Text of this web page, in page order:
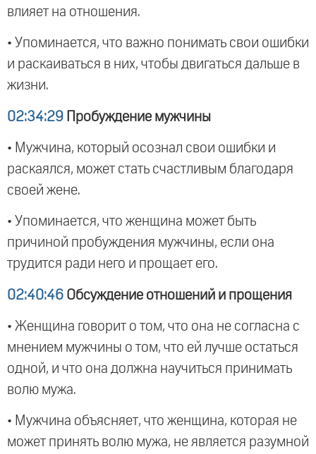
влияет на отношения.
• Упоминается, что важно понимать свои ошибки
и раскаиваться в них, чтобы двигаться дальше в
жизни.
02:34:29 Пробуждение мужчины
• Мужчина, который осознал свои ошибки и
раскаялся, может стать счастливым благодаря
своей жене.
• Упоминается, что женщина может быть
причиной пробуждения мужчины, если она
трудится ради него и прощает его.
02:40:46 Обсуждение отношений и прощения
• Женщина говорит о том, что она не согласна с
мнением мужчины о том, что ей лучше остаться
одной, и что она должна научиться принимать
волю мужа.
• Мужчина объясняет, что женщина, которая не
может принять волю мужа, не является разумной